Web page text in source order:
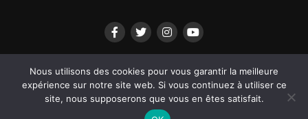
QUI SOMMES-NOUS? MENTIONS LÉGALES CONTACTEZ-NOUS
Nous utilisons des cookies pour vous garantir la meilleure
expérience sur notre site web. Si vous continuez à utiliser ce
site, nous supposerons que vous en êtes satisfait.